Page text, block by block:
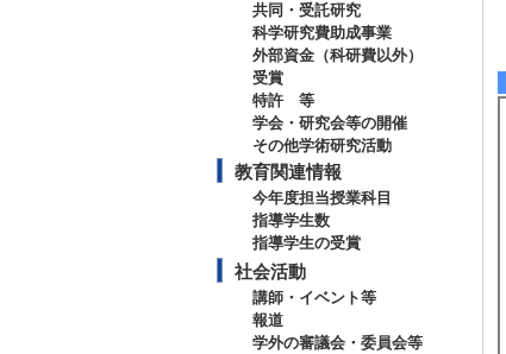
共同・受託研究
科学研究費助成事業
外部資金（科研費以外）
受賞
特許 等
学会・研究会等の開催
その他学術研究活動
教育関連情報
今年度担当授業科目
指導学生数
指導学生の受賞
社会活動
講師・イベント等
報道
学外の審議会・委員会等